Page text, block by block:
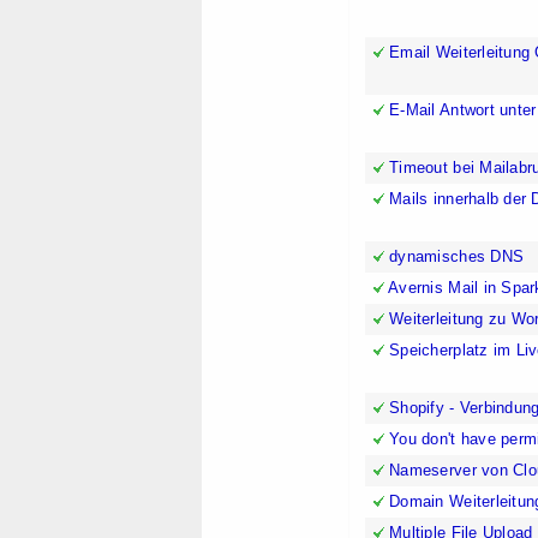
Email Weiterleitung
E-Mail Antwort
Timeout bei
Mails innerhalb der
dynamisches DNS
Avernis Mail in
Weiterleitung zu
Speicherplatz im
Shopify -
You don't have
Nameserver von
Domain
Multiple File